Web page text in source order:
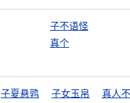
子不语怪
真个
子夏悬鹑 子女玉帛